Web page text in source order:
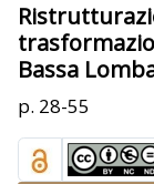
Bassa
p. 28-55